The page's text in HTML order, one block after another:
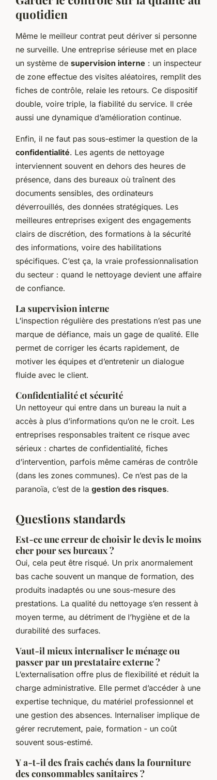
quotidien
Même le meilleur contrat peut dériver si personne
ne surveille. Une entreprise sérieuse met en place
un système de supervision interne : un inspecteur
de zone effectue des visites aléatoires, remplit des
fiches de contrôle, relaie les retours. Ce dispositif
double, voire triple, la fiabilité du service. Il crée
aussi une dynamique d’amélioration continue.
Enfin, il ne faut pas sous-estimer la question de la
confidentialité. Les agents de nettoyage
interviennent souvent en dehors des heures de
présence, dans des bureaux où traînent des
documents sensibles, des ordinateurs
déverrouillés, des données stratégiques. Les
meilleures entreprises exigent des engagements
clairs de discrétion, des formations à la sécurité
des informations, voire des habilitations
spécifiques. C’est ça, la vraie professionnalisation
du secteur : quand le nettoyage devient une affaire
de confiance.
La supervision interne
L’inspection régulière des prestations n’est pas une
marque de défiance, mais un gage de qualité. Elle
permet de corriger les écarts rapidement, de
motiver les équipes et d’entretenir un dialogue
fluide avec le client.
Confidentialité et sécurité
Un nettoyeur qui entre dans un bureau la nuit a
accès à plus d’informations qu’on ne le croit. Les
entreprises responsables traitent ce risque avec
sérieux : chartes de confidentialité, fiches
d’intervention, parfois même caméras de contrôle
(dans les zones communes). Ce n’est pas de la
paranoïa, c’est de la gestion des risques.
Questions standards
Est-ce une erreur de choisir le devis le moins
cher pour ses bureaux ?
Oui, cela peut être risqué. Un prix anormalement
bas cache souvent un manque de formation, des
produits inadaptés ou une sous-mesure des
prestations. La qualité du nettoyage s’en ressent à
moyen terme, au détriment de l’hygiène et de la
durabilité des surfaces.
Vaut-il mieux internaliser le ménage ou
passer par un prestataire externe ?
L’externalisation offre plus de flexibilité et réduit la
charge administrative. Elle permet d’accéder à une
expertise technique, du matériel professionnel et
une gestion des absences. Internaliser implique de
gérer recrutement, paie, formation - un coût
souvent sous-estimé.
Y a-t-il des frais cachés dans la fourniture
des consommables sanitaires ?